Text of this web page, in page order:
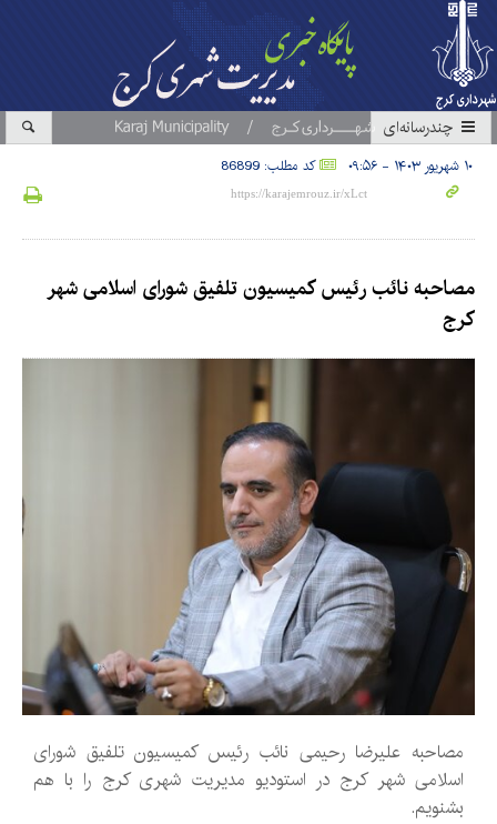
چندرسانه‌ای
۱۰ شهریور ۱۴۰۳ - ۰۹:۵۶ کد مطلب: 86899
مصاحبه نائب رئیس کمیسیون تلفیق شورای اسلامی شهر
کرج
مصاحبه علیرضا رحیمی نائب رئیس کمیسیون تلفیق شورای
اسلامی شهر کرج در استودیو مدیریت شهری کرج را با هم
بشنویم.